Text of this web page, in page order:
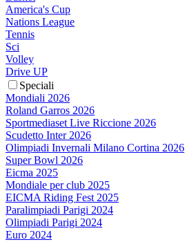
America's Cup
Nations League
Tennis
Sci
Volley
Drive UP
Speciali
Mondiali 2026
Roland Garros 2026
Sportmediaset Live Riccione 2026
Scudetto Inter 2026
Olimpiadi Invernali Milano Cortina 2026
Super Bowl 2026
Eicma 2025
Mondiale per club 2025
EICMA Riding Fest 2025
Paralimpiadi Parigi 2024
Olimpiadi Parigi 2024
Euro 2024